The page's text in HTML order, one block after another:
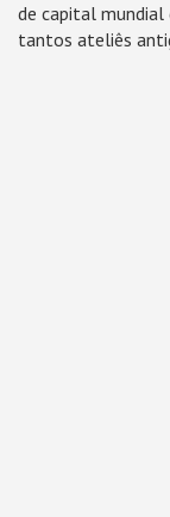
de capital mundial
tantos ateliês